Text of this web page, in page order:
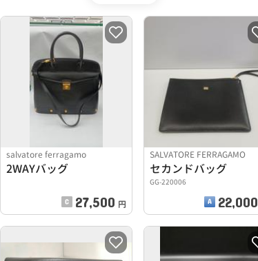
salvatore ferragamo
2WAYバッグ
27,500 円
SALVATORE FERRAGAMO
セカンドバッグ
GG-220006
22,000